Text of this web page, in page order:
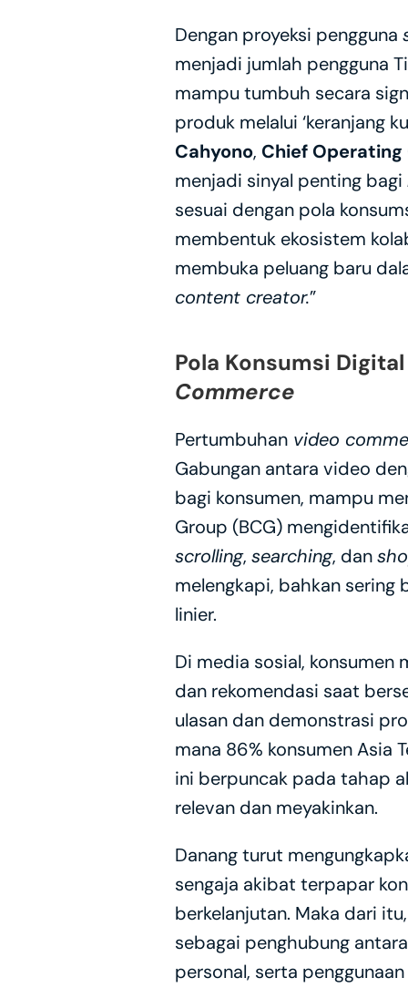
Dengan proyeksi pengguna
menjadi jumlah pengguna
mampu tumbuh secara
produk melalui ‘keranjang
Cahyono, Chief Operating
menjadi sinyal penting bagi
sesuai dengan pola
membentuk ekosistem
membuka peluang baru
content creator.”
Pola Konsumsi
Commerce
Pertumbuhan video
Gabungan antara video
bagi konsumen, mampu
Group (BCG)
scrolling, searching, dan
melengkapi, bahkan sering
linier.
Di media sosial, konsumen
dan rekomendasi saat
ulasan dan demonstrasi
mana 86% konsumen Asia
ini berpuncak pada tahap
relevan dan meyakinkan.
Danang turut
sengaja akibat terpapar
berkelanjutan. Maka dari
sebagai penghubung antara
personal, serta